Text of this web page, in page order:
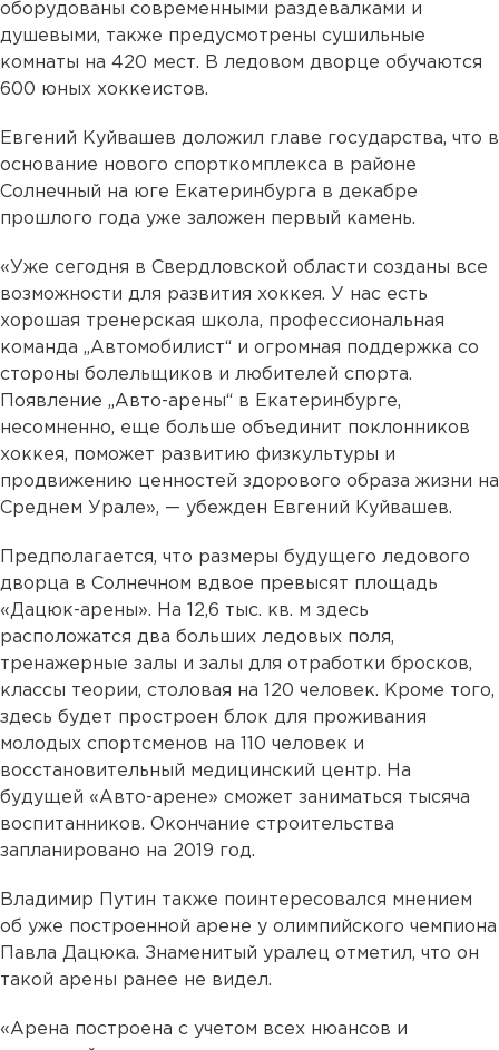
оборудованы современными раздевалками и
душевыми, также предусмотрены сушильные
комнаты на 420 мест. В ледовом дворце обучаются
600 юных хоккеистов.
Евгений Куйвашев доложил главе государства, что в
основание нового спорткомплекса в районе
Солнечный на юге Екатеринбурга в декабре
прошлого года уже заложен первый камень.
«Уже сегодня в Свердловской области созданы все
возможности для развития хоккея. У нас есть
хорошая тренерская школа, профессиональная
команда „Автомобилист“ и огромная поддержка со
стороны болельщиков и любителей спорта.
Появление „Авто-арены“ в Екатеринбурге,
несомненно, еще больше объединит поклонников
хоккея, поможет развитию физкультуры и
продвижению ценностей здорового образа жизни на
Среднем Урале», — убежден Евгений Куйвашев.
Предполагается, что размеры будущего ледового
дворца в Солнечном вдвое превысят площадь
«Дацюк-арены». На 12,6 тыс. кв. м здесь
расположатся два больших ледовых поля,
тренажерные залы и залы для отработки бросков,
классы теории, столовая на 120 человек. Кроме того,
здесь будет простроен блок для проживания
молодых спортсменов на 110 человек и
восстановительный медицинский центр. На
будущей «Авто-арене» сможет заниматься тысяча
воспитанников. Окончание строительства
запланировано на 2019 год.
Владимир Путин также поинтересовался мнением
об уже построенной арене у олимпийского чемпиона
Павла Дацюка. Знаменитый уралец отметил, что он
такой арены ранее не видел.
«Арена построена с учетом всех нюансов и